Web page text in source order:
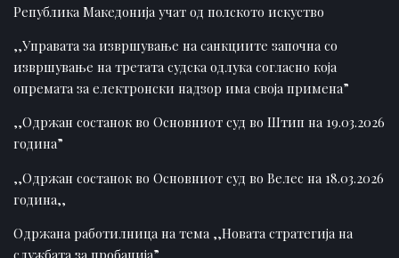
Република Македонија учат од полското искуство
,,Управата за извршување на санкциите започна со
извршување на третата судска одлука согласно која
опремата за електронски надзор има своја примена”
,,Одржан состанок во Основниот суд во Штип на 19.03.2026
година”
,,Одржан состанок во Основниот суд во Велес на 18.03.2026
година,,
Одржана работилница на тема ,,Новата стратегија на